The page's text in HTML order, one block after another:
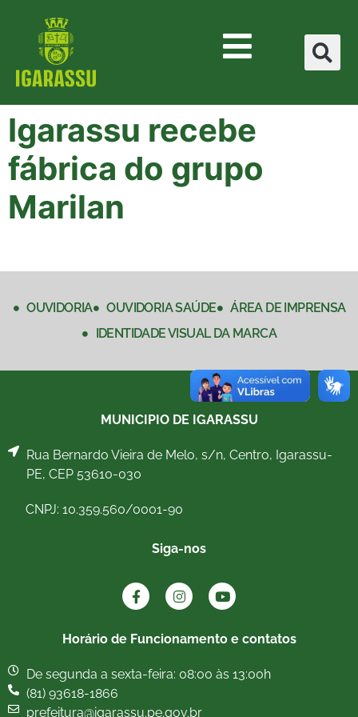
Igarassu recebe
fábrica do grupo
Marilan
OUVIDORIA OUVIDORIA SAÚDE
ÁREA DE IMPRENSA
IDENTIDADE VISUAL DA MARCA
MUNICIPIO DE IGARASSU
Rua Bernardo Vieira de Melo, s/n, Centro, Igarassu-
PE, CEP 53610-030
CNPJ: 10.359.560/0001-90
Siga-nos
Horário de Funcionamento e contatos
De segunda a sexta-feira: 08:00 às 13:00h
(81) 93618-1866
prefeitura@igarassu.pe.gov.br